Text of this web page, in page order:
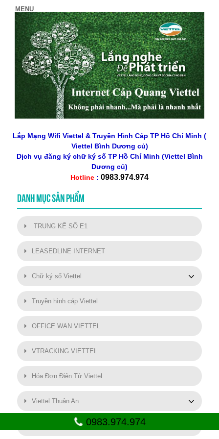
Lắp Mạng Wifi Viettel & Truyền Hình Cáp TP Hồ Chí Minh (
Viettel Bình Dương củ)
Dịch vụ đăng ký chữ ký số TP Hồ Chí Minh (Viettel Bình
Dương củ)
Hotline : 0983.974.974
DANH MỤC SẢN PHẨM
TRUNG KẾ SỐ E1
LEASEDLINE INTERNET
Chữ ký số Viettel
Truyền hình cáp Viettel
OFFICE WAN VIETTEL
VTRACKING VIETTEL
Hóa Đơn Điện Tử Viettel
Viettel Thuận An
SMART MOTOR VIETTEL0983.974.974